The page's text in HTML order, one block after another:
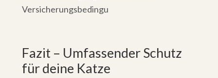
Versicherungsbedingu
Fazit – Umfassender Schutz
für deine Katze